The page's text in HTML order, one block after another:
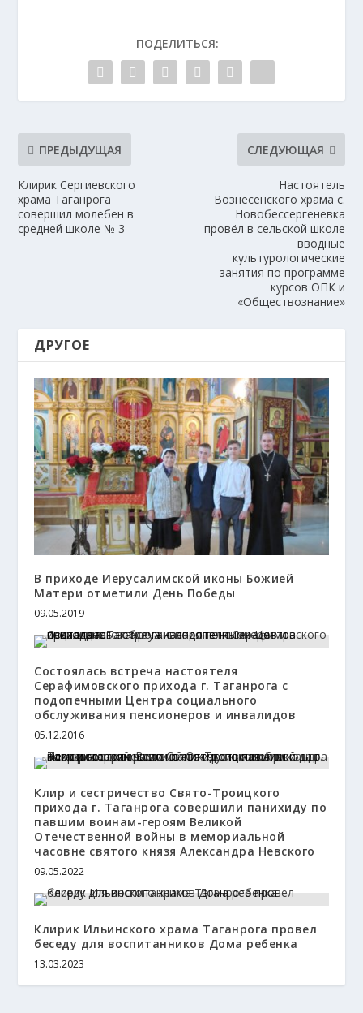
ПОДЕЛИТЬСЯ:
ПРЕДЫДУЩАЯ
Клирик Сергиевского
храма Таганрога
совершил молебен в
средней школе № 3
СЛЕДУЮЩАЯ
Настоятель
Вознесенского храма с.
Новобессергеневка
провёл в сельской школе
вводные
культурологические
занятия по программе
курсов ОПК и
«Обществознание»
ДРУГОЕ
В приходе Иерусалимской иконы Божией
Матери отметили День Победы
09.05.2019
Состоялась встреча настоятеля
Серафимовского прихода г. Таганрога с
подопечными Центра социального
обслуживания пенсионеров и инвалидов
05.12.2016
Клир и сестричество Свято-Троицкого
прихода г. Таганрога совершили панихиду по
павшим воинам-героям Великой
Отечественной войны в мемориальной
часовне святого князя Александра Невского
09.05.2022
Клирик Ильинского храма Таганрога провел
беседу для воспитанников Дома ребенка
13.03.2023